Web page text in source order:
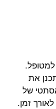
את
של
זמן.